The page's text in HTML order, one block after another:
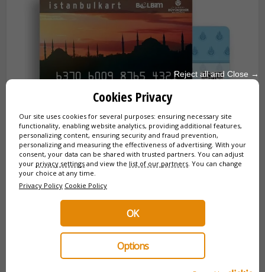
Aqui está o Istanbulkart oficial. É a chave essencial para
todas as suas viagens. Pode recarregá-lo em máquinas
automáticas, e um cartão pode ser usado por vários
viajantes (até 5 pessoas).
✈️ Como chegar ao centro saindo dos
aeroportos IST e SAW
Reject all and Close →
Cookies Privacy
Our site uses cookies for several purposes: ensuring necessary site
functionality, enabling website analytics, providing additional features,
personalizing content, ensuring security and fraud prevention,
personalizing and measuring the effectiveness of advertising. With your
consent, your data can be shared with trusted partners. You can adjust
your privacy settings and view the list of our partners. You can change
your choice at any time.
Privacy Policy Cookie Policy
Options
OK